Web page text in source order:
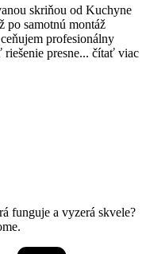
skriňou od Kuchyne
po samotnú montáž
profesionálny
presne... čítať viac
funguje a vyzerá skvele?